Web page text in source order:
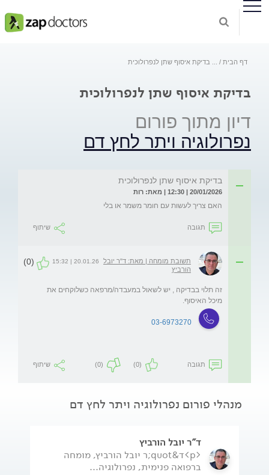
דף הבית בדיקת איסוף שתן לנפרולוכית
בדיקת איסוף שתן לנפרולוכית
דיון מתוך פורום
נפרולוגיה ויתר לחץ דם
בדיקת איסוף שתן לנפרולוכית
20/01/2026 | 12:30 | מאת: רות
האם צריך לעשות עם חומר משמר או בלי
תגובה שיתוף
תשובת מומחה | מאת: ד"ר יובל
הורביץ
20.01.26 | 15:32
(0)
זה תלוי בבדיקה , יש לשאול במעבדה/מרפאה כשלוקחים את
מיכל האיסוף.
03-6973270
תגובה (0)
(0) שיתוף
מנהלי פורום נפרולוגיה ויתר לחץ דם
ד"ר יובל הורביץ
<p>ד&quot;ר יובל הורביץ, מומחה
ברפואה פנימית, נפרולוגיה...